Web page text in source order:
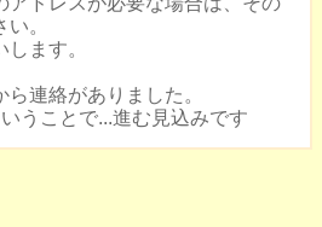
。
ます。
連絡がありました。
うことで...進む見込みです